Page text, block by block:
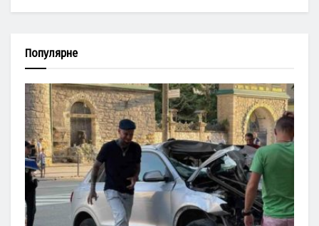
Популярне